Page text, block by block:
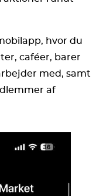
hvor du
caféer, barer
med, samt
af